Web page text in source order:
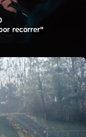
recorrer"